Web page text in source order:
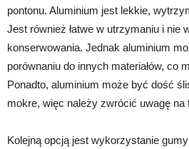
pontonu. Aluminium jest lekkie,
Jest również łatwe w utrzymaniu i nie
konserwowania. Jednak aluminium
porównaniu do innych materiałów, co
Ponadto, aluminium może być dość
mokre, więc należy zwrócić uwagę na
Kolejną opcją jest wykorzystanie